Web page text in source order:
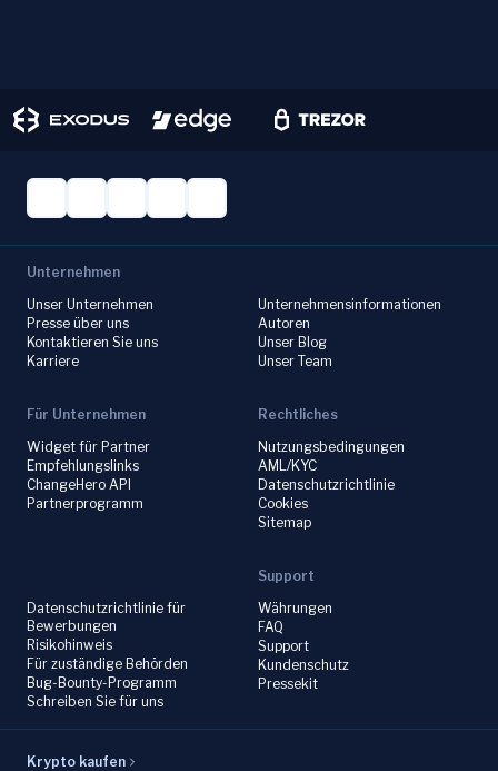
Unternehmen
Unser Unternehmen
Presse über uns
Kontaktieren Sie uns
Karriere
Unternehmensinformationen
Autoren
Unser Blog
Unser Team
Für Unternehmen
Widget für Partner
Empfehlungslinks
ChangeHero API
Partnerprogramm
Rechtliches
Nutzungsbedingungen
AML/KYC
Datenschutzrichtlinie
Cookies
Sitemap
Datenschutzrichtlinie für
Bewerbungen
Risikohinweis
Für zuständige Behörden
Bug-Bounty-Programm
Schreiben Sie für uns
Support
Währungen
FAQ
Support
Kundenschutz
Pressekit
Krypto kaufen